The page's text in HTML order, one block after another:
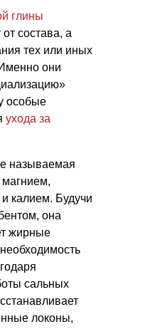
глины
состава, а
тех или иных
они
особые
ухода за
называемая
магнием,
калием. Будучи
она
жирные
сальных
локоны,